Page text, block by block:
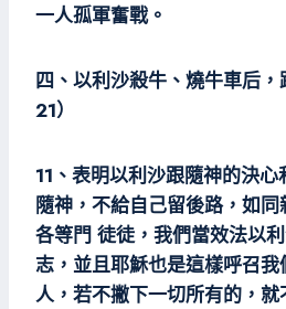
一人孤軍奮戰。
四、以利沙殺牛、燒牛車后
21）
11、表明以利沙跟隨神的決
隨神，不給自己留後路，如
各等門 徒徒，我們當效法以
志，並且耶穌也是這樣呼召
人，若不撇下一切所有的，